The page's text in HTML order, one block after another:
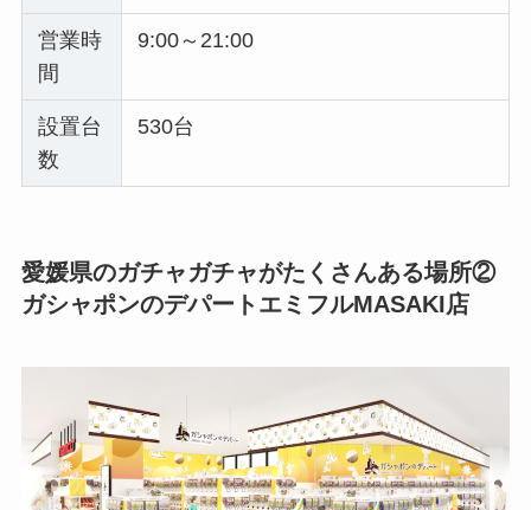
営業時
間
9:00～21:00
設置台
数
530台
愛媛県のガチャガチャがたくさんある場所②
ガシャポンのデパートエミフルMASAKI店